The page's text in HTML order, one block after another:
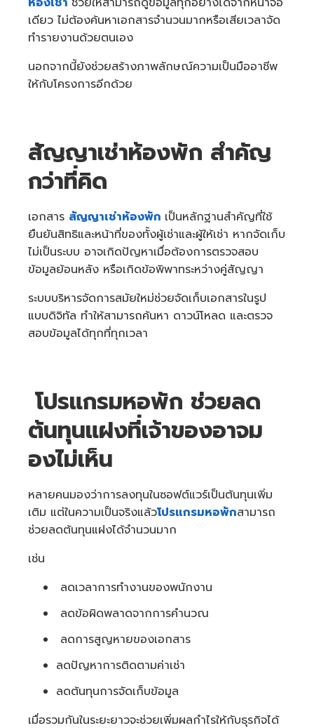
เดียว ไม่ต้องค้นหาเอกสารจำนวนมากหรือเสียเวลาจัด
ทำรายงานด้วยตนเอง
นอกจากนี้ยังช่วยสร้างภาพลักษณ์ความเป็นมืออาชีพ
ให้กับโครงการอีกด้วย
สัญญาเช่าห้องพัก สำคัญ
กว่าที่คิด
เอกสาร สัญญาเช่าห้องพัก เป็นหลักฐานสำคัญที่ใช้
ยืนยันสิทธิและหน้าที่ของทั้งผู้เช่าและผู้ให้เช่า หากจัดเก็บ
ไม่เป็นระบบ อาจเกิดปัญหาเมื่อต้องการตรวจสอบ
ข้อมูลย้อนหลัง หรือเกิดข้อพิพาทระหว่างคู่สัญญา
ระบบบริหารจัดการสมัยใหม่ช่วยจัดเก็บเอกสารในรูป
แบบดิจิทัล ทำให้สามารถค้นหา ดาวน์โหลด และตรวจ
สอบข้อมูลได้ทุกที่ทุกเวลา
โปรแกรมหอพัก ช่วยลด
ต้นทุนแฝงที่เจ้าของอาจม
องไม่เห็น
หลายคนมองว่าการลงทุนในซอฟต์แวร์เป็นต้นทุนเพิ่ม
เติม แต่ในความเป็นจริงแล้วโปรแกรมหอพักสามารถ
ช่วยลดต้นทุนแฝงได้จำนวนมาก
เช่น
ลดเวลาการทำงานของพนักงาน
ลดข้อผิดพลาดจากการคำนวณ
ลดการสูญหายของเอกสาร
ลดปัญหาการติดตามค่าเช่า
ลดต้นทุนการจัดเก็บข้อมูล
เมื่อรวมกันในระยะยาวจะช่วยเพิ่มผลกำไรให้กับธุรกิจได้